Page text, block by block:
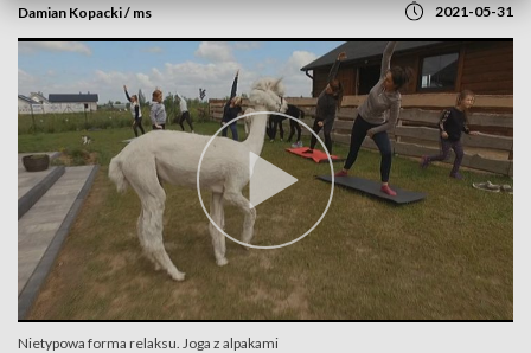
Damian Kopacki / ms 2021-05-31
Nietypowa forma relaksu. Joga z alpakami